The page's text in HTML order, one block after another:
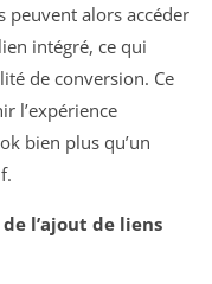
peuvent alors accéder
intégré, ce qui
de conversion. Ce
l’expérience
bien plus qu’un
l’ajout de liens